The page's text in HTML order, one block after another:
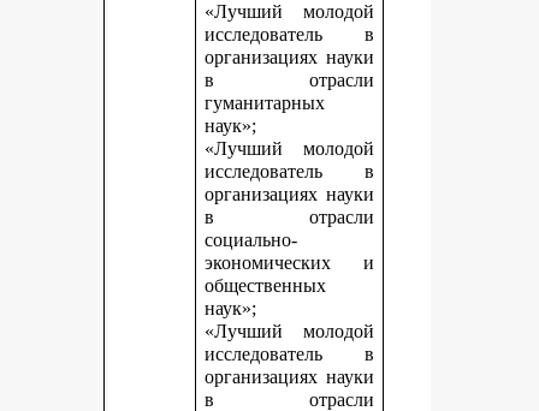
«Лучший молодой
исследователь в
организациях науки
в отрасли
гуманитарных
наук»;
«Лучший молодой
исследователь в
организациях науки
в отрасли
социально-
экономических и
общественных
наук»;
«Лучший молодой
исследователь в
организациях науки
в отрасли